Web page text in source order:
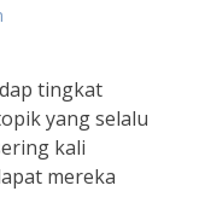
tingkat
yang selalu
kali
mereka